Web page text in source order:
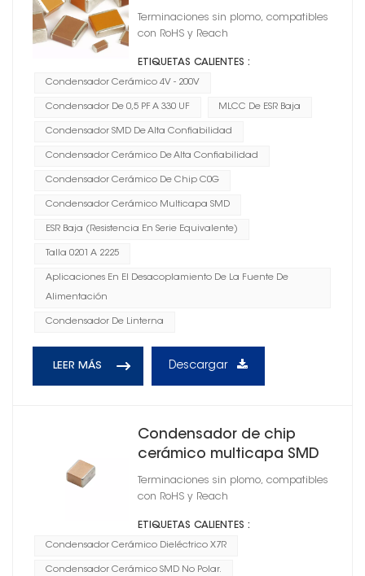
Terminaciones sin plomo, compatibles
con RoHS y Reach
ETIQUETAS CALIENTES :
Condensador Cerámico 4V - 200V
Condensador De 0,5 PF A 330 UF MLCC De ESR Baja
Condensador SMD De Alta Confiabilidad
Condensador Cerámico De Alta Confiabilidad
Condensador Cerámico De Chip C0G
Condensador Cerámico Multicapa SMD
ESR Baja (resistencia En Serie Equivalente)
Talla 0201 A 2225
Aplicaciones En El Desacoplamiento De La Fuente De
Alimentación
Condensador De Linterna
LEER MÁS Descargar
Condensador de chip
cerámico multicapa SMD
serie CT41G X7R
Terminaciones sin plomo, compatibles
con RoHS y Reach
ETIQUETAS CALIENTES :
Condensador Cerámico Dieléctrico X7R
Condensador Cerámico SMD No Polar.